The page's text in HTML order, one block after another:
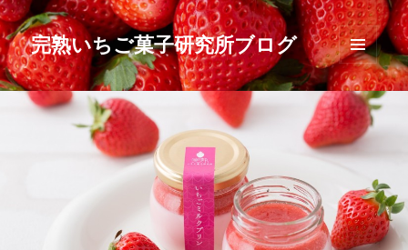
完熟いちご菓子研究所ブログ
メニュ
ーとウ
ィジェ
ット